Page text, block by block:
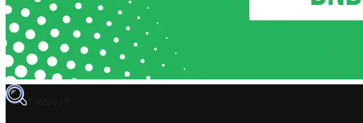
TROVIT